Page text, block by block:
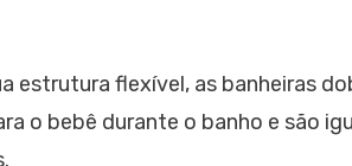
estrutura flexível, as banheiras
o bebê durante o banho e são